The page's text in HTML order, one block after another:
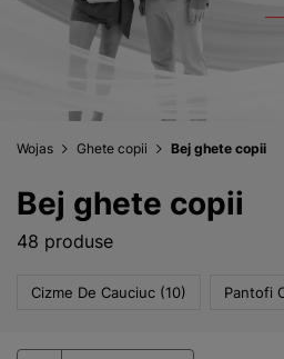
Wojas Ghete copii Bej ghete copii
Bej ghete copii
48 produse
Cizme De Cauciuc (10) Pantofi